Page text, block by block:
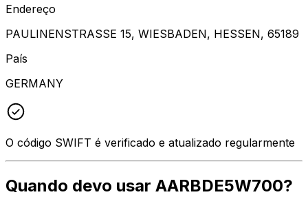
Endereço
PAULINENSTRASSE 15, WIESBADEN, HESSEN, 65189
País
GERMANY
O código SWIFT é verificado e atualizado regularmente
Quando devo usar AARBDE5W700?